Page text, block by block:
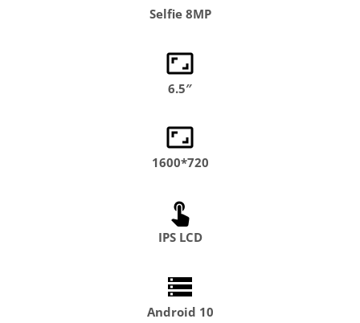
Selfie 8MP
6.5″
1600*720
IPS LCD
Android 10